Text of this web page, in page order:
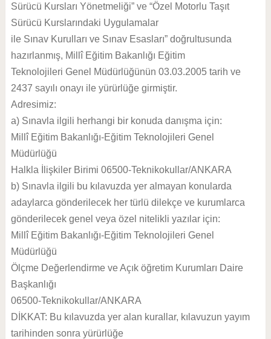
Sürücü Kursları Yönetmeliği” ve “Özel Motorlu Taşıt
Sürücü Kurslarındaki Uygulamalar
ile Sınav Kurulları ve Sınav Esasları” doğrultusunda
hazırlanmış, Millî Eğitim Bakanlığı Eğitim
Teknolojileri Genel Müdürlüğünün 03.03.2005 tarih ve
2437 sayılı onayı ile yürürlüğe girmiştir.
Adresimiz:
a) Sınavla ilgili herhangi bir konuda danışma için:
Millî Eğitim Bakanlığı-Eğitim Teknolojileri Genel
Müdürlüğü
Halkla İlişkiler Birimi 06500-Teknikokullar/ANKARA
b) Sınavla ilgili bu kılavuzda yer almayan konularda
adaylarca gönderilecek her türlü dilekçe ve kurumlarca
gönderilecek genel veya özel nitelikli yazılar için:
Millî Eğitim Bakanlığı-Eğitim Teknolojileri Genel
Müdürlüğü
Ölçme Değerlendirme ve Açık öğretim Kurumları Daire
Başkanlığı
06500-Teknikokullar/ANKARA
DİKKAT: Bu kılavuzda yer alan kurallar, kılavuzun yayım
tarihinden sonra yürürlüğe